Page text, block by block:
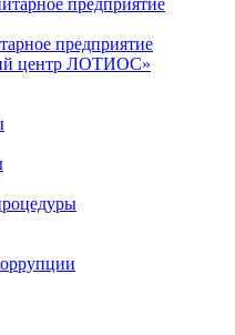
предприятие
предприятие
центр ЛОТИОС»